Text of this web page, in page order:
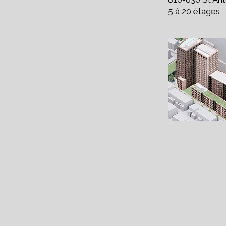
5 à 20 étages